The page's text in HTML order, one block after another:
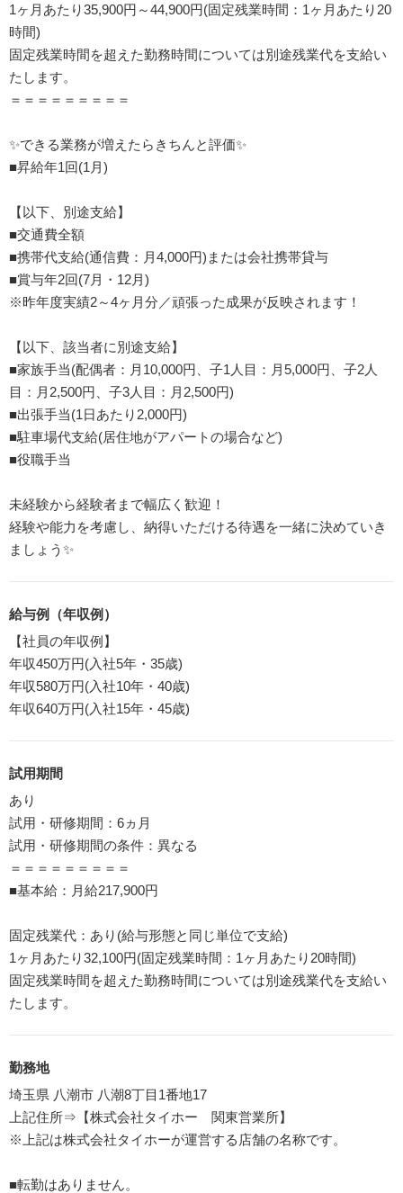
1ヶ月あたり35,900円～44,900円(固定残業時間：1ヶ月あたり20
時間)
固定残業時間を超えた勤務時間については別途残業代を支給い
たします。
＝＝＝＝＝＝＝＝＝
✨できる業務が増えたらきちんと評価✨
■昇給年1回(1月)
【以下、別途支給】
■交通費全額
■携帯代支給(通信費：月4,000円)または会社携帯貸与
■賞与年2回(7月・12月)
※昨年度実績2～4ヶ月分／頑張った成果が反映されます！
【以下、該当者に別途支給】
■家族手当(配偶者：月10,000円、子1人目：月5,000円、子2人
目：月2,500円、子3人目：月2,500円)
■出張手当(1日あたり2,000円)
■駐車場代支給(居住地がアパートの場合など)
■役職手当
未経験から経験者まで幅広く歓迎！
経験や能力を考慮し、納得いただける待遇を一緒に決めていき
ましょう✨
給与例（年収例）
【社員の年収例】
年収450万円(入社5年・35歳)
年収580万円(入社10年・40歳)
年収640万円(入社15年・45歳)
試用期間
あり
試用・研修期間：6ヵ月
試用・研修期間の条件：異なる
＝＝＝＝＝＝＝＝＝
■基本給：月給217,900円
固定残業代：あり(給与形態と同じ単位で支給)
1ヶ月あたり32,100円(固定残業時間：1ヶ月あたり20時間)
固定残業時間を超えた勤務時間については別途残業代を支給い
たします。
勤務地
埼玉県 八潮市 八潮8丁目1番地17
上記住所⇒【株式会社タイホー 関東営業所】
※上記は株式会社タイホーが運営する店舗の名称です。
■転勤はありません。